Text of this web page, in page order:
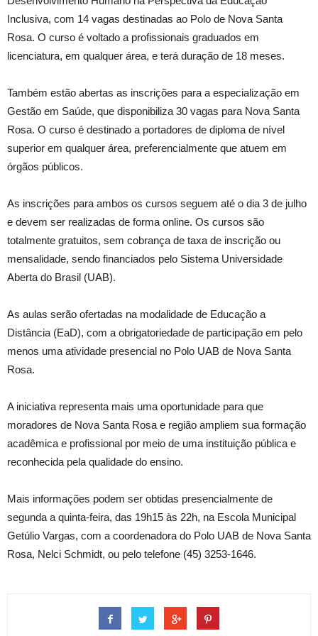
Inclusiva, com 14 vagas destinadas ao Polo de Nova Santa
Rosa. O curso é voltado a profissionais graduados em
licenciatura, em qualquer área, e terá duração de 18 meses.
Também estão abertas as inscrições para a especialização em
Gestão em Saúde, que disponibiliza 30 vagas para Nova Santa
Rosa. O curso é destinado a portadores de diploma de nível
superior em qualquer área, preferencialmente que atuem em
órgãos públicos.
As inscrições para ambos os cursos seguem até o dia 3 de julho
e devem ser realizadas de forma online. Os cursos são
totalmente gratuitos, sem cobrança de taxa de inscrição ou
mensalidade, sendo financiados pelo Sistema Universidade
Aberta do Brasil (UAB).
As aulas serão ofertadas na modalidade de Educação a
Distância (EaD), com a obrigatoriedade de participação em pelo
menos uma atividade presencial no Polo UAB de Nova Santa
Rosa.
A iniciativa representa mais uma oportunidade para que
moradores de Nova Santa Rosa e região ampliem sua formação
acadêmica e profissional por meio de uma instituição pública e
reconhecida pela qualidade do ensino.
Mais informações podem ser obtidas presencialmente de
segunda a quinta-feira, das 19h15 às 22h, na Escola Municipal
Getúlio Vargas, com a coordenadora do Polo UAB de Nova Santa
Rosa, Nelci Schmidt, ou pelo telefone (45) 3253-1646.